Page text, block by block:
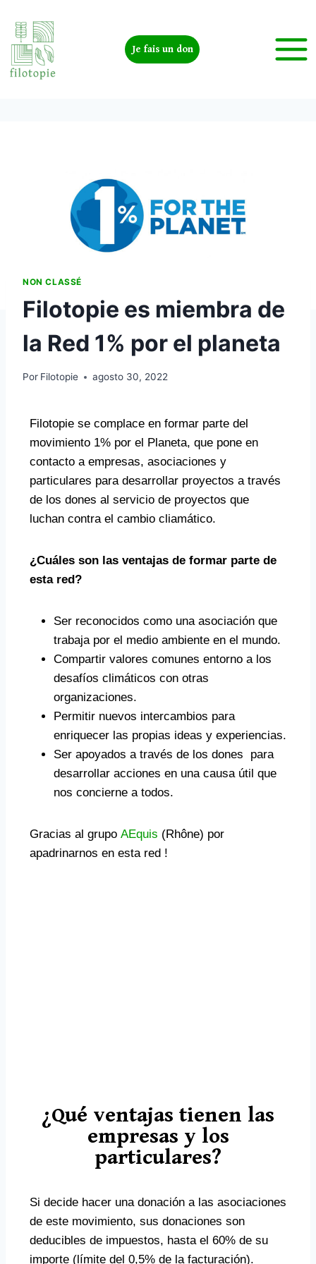
Je fais un don
NON CLASSÉ
Filotopie es miembra de
la Red 1% por el planeta
Por Filotopie agosto 30, 2022
Filotopie se complace en formar parte del
movimiento 1% por el Planeta, que pone en
contacto a empresas, asociaciones y
particulares para desarrollar proyectos a través
de los dones al servicio de proyectos que
luchan contra el cambio cliamático.
¿Cuáles son las ventajas de formar parte de
esta red?
Ser reconocidos como una asociación que
trabaja por el medio ambiente en el mundo.
Compartir valores comunes entorno a los
desafíos climáticos con otras
organizaciones.
Permitir nuevos intercambios para
enriquecer las propias ideas y experiencias.
Ser apoyados a través de los dones para
desarrollar acciones en una causa útil que
nos concierne a todos.
Gracias al grupo AEquis (Rhône) por
apadrinarnos en esta red !
¿Qué ventajas tienen las
empresas y los
particulares?
Si decide hacer una donación a las asociaciones
de este movimiento, sus donaciones son
deducibles de impuestos, hasta el 60% de su
importe (límite del 0,5% de la facturación).